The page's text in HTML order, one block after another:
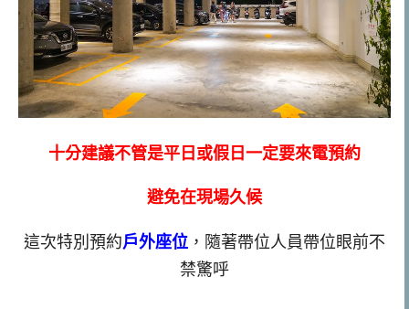
十分建議不管是平日或假日一定要來電預約
避免在現場久候
這次特別預約戶外座位 ，隨著帶位人員帶位眼前不
禁驚呼